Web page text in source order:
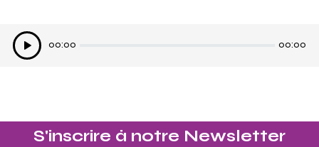
Lecteur
audio
00:00 00:00
S'inscrire à notre Newsletter​